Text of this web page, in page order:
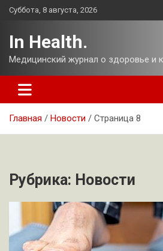
Перейти
Суббота, 8 августа, 2026
In Health.
Медицинский журнал о здоровье и
Главная Новости Страница 8
Рубрика: Новости